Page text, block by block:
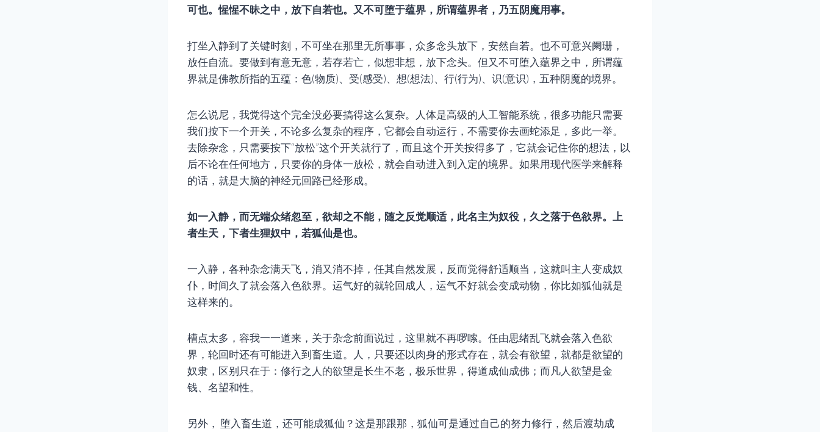
可也。惺惺不昧之中，放下自若也。又不可堕于蕴界，所谓蕴界者，乃五阴魔用事。
打坐入静到了关键时刻，不可坐在那里无所事事，众多念头放下，安然自若。也不可意兴阑珊，
放任自流。要做到有意无意，若存若亡，似想非想，放下念头。但又不可堕入蕴界之中，所谓蕴
界就是佛教所指的五蕴：色(物质)、受(感受)、想(想法)、行(行为)、识(意识)，五种阴魔的境界。
怎么说尼，我觉得这个完全没必要搞得这么复杂。人体是高级的人工智能系统，很多功能只需要
我们按下一个开关，不论多么复杂的程序，它都会自动运行，不需要你去画蛇添足，多此一举。
去除杂念，只需要按下“放松”这个开关就行了，而且这个开关按得多了，它就会记住你的想法，以
后不论在任何地方，只要你的身体一放松，就会自动进入到入定的境界。如果用现代医学来解释
的话，就是大脑的神经元回路已经形成。
如一入静，而无端众绪忽至，欲却之不能，随之反觉顺适，此名主为奴役，久之落于色欲界。上
者生天，下者生狸奴中，若狐仙是也。
一入静，各种杂念满天飞，消又消不掉，任其自然发展，反而觉得舒适顺当，这就叫主人变成奴
仆，时间久了就会落入色欲界。运气好的就轮回成人，运气不好就会变成动物，你比如狐仙就是
这样来的。
槽点太多，容我一一道来，关于杂念前面说过，这里就不再啰嗦。任由思绪乱飞就会落入色欲
界，轮回时还有可能进入到畜生道。人，只要还以肉身的形式存在，就会有欲望，就都是欲望的
奴隶，区别只在于：修行之人的欲望是长生不老，极乐世界，得道成仙成佛；而凡人欲望是金
钱、名望和性。
另外， 堕入畜生道，还可能成狐仙？这是那跟那，狐仙可是通过自己的努力修行，然后渡劫成